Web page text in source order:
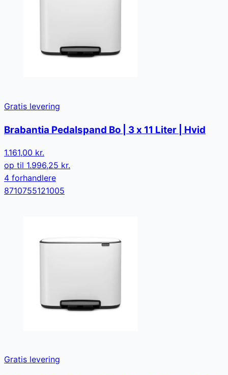
Gratis levering
Brabantia Pedalspand Bo | 3 x 11 Liter | Hvid
1.161,00 kr.
op til 1.996,25 kr.
4 forhandlere
8710755121005
Gratis levering